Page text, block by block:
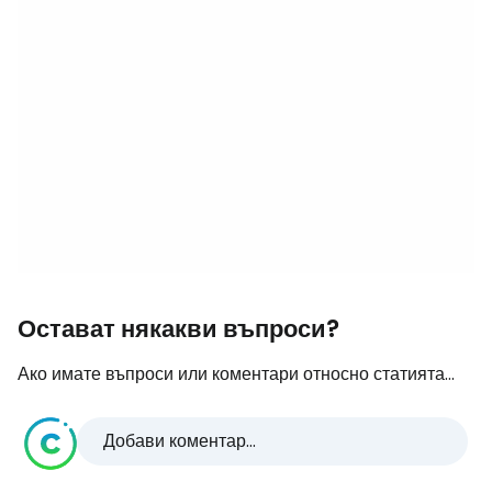
Остават някакви въпроси?
Ако имате въпроси или коментари относно статията...
Добави коментар...